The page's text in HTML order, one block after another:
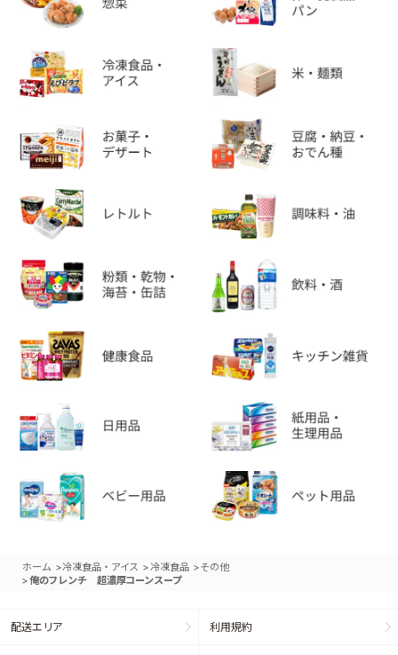
ホーム >冷凍食品・アイス > 冷凍食品 >その他
>俺のフレンチ 超濃厚コーンスープ
配送エリア 利用規約